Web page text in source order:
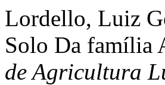
Lordello, Luiz
Solo Da família
de Agricultura